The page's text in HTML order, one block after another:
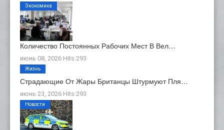
Количество Постоянных Рабочих Мест В Вел…
июнь 08, 2026 Hits:293
Экономика
Страдающие От Жары Британцы Штурмуют Пля…
июнь 23, 2026 Hits:293
Жизнь
Новости